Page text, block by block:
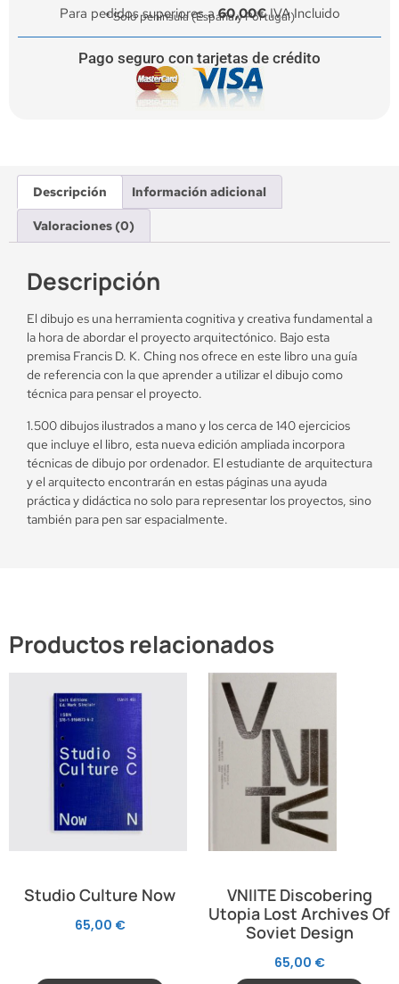
Para pedidos superiores a60,00€IVA Incluido
* Solo península (España y Portugal)
Pago seguro con tarjetas de crédito
Descripción Información adicional
Valoraciones (0)
Descripción
El dibujo es una herramienta cognitiva y creativa fundamental a
la hora de abordar el proyecto arquitectónico. Bajo esta
premisa Francis D. K. Ching nos ofrece en este libro una guía
de referencia con la que aprender a utilizar el dibujo como
técnica para pensar el proyecto.
1.500 dibujos ilustrados a mano y los cerca de 140 ejercicios
que incluye el libro, esta nueva edición ampliada incorpora
técnicas de dibujo por ordenador. El estudiante de arquitectura
y el arquitecto encontrarán en estas páginas una ayuda
práctica y didáctica no solo para representar los proyectos, sino
también para pen sar espacialmente.
Productos relacionados
Studio Culture Now
65,00 €
VNIITE Discobering
Utopia Lost Archives Of
Soviet Design
65,00 €